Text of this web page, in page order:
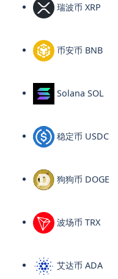
瑞波币 XRP
币安币 BNB
Solana SOL
稳定币 USDC
狗狗币 DOGE
波场币 TRX
艾达币 ADA